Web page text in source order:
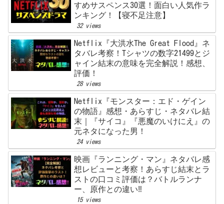
すめサスペンス30選！面白い人気作ラ
ンキング！【寝不足注意】
32 views
Netflix『大洪水The Great Flood』ネ
タバレ考察！Tシャツの数字21499とジ
ャイン結末の意味を完全解説！感想、
評価！
28 views
Netflix『モンスター：エド・ゲイン
の物語』感想・あらすじ・ネタバレ結
末｜『サイコ』『悪魔のいけにえ』の
元ネタになった男！
24 views
映画『ランニング・マン』ネタバレ感
想レビューと考察！あらすじ結末とラ
ストの口コミ評価は？バトルランナ
ー、原作との違い‼
15 views